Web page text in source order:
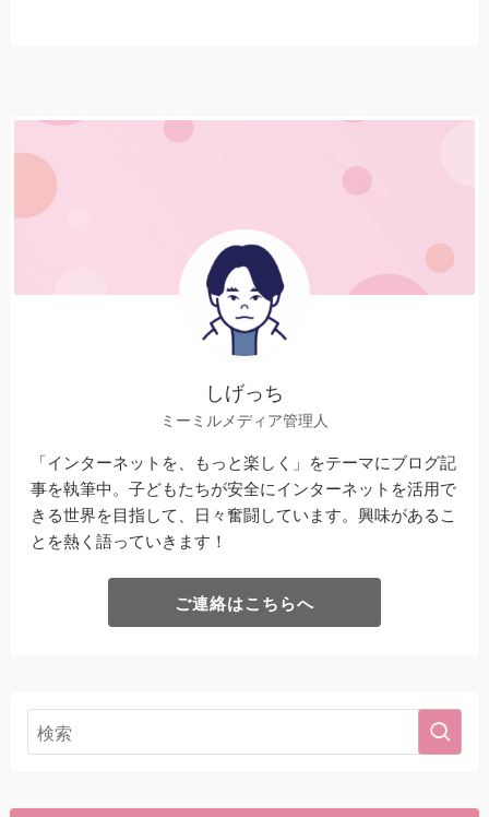
しげっち
ミーミルメディア管理人
「インターネットを、もっと楽しく」をテーマにブログ記
事を執筆中。子どもたちが安全にインターネットを活用で
きる世界を目指して、日々奮闘しています。興味があるこ
とを熱く語っていきます！
ご連絡はこちらへ